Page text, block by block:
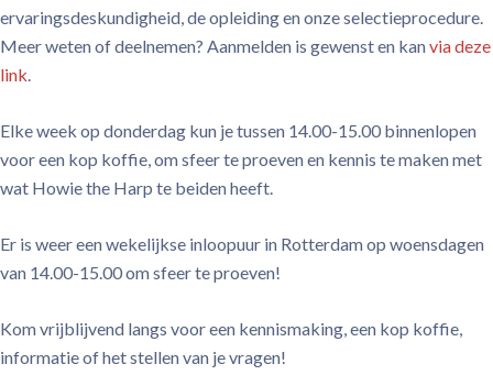
ervaringsdeskundigheid, de opleiding en onze selectieprocedure.
Meer weten of deelnemen? Aanmelden is gewenst en kanvia deze
link.
Elke week op donderdag kun je tussen 14.00-15.00 binnenlopen
voor een kop koffie, om sfeer te proeven en kennis te maken met
wat Howie the Harp te beiden heeft.
Er is weer een wekelijkse inloopuur in Rotterdam op woensdagen
van 14.00-15.00 om sfeer te proeven!
Kom vrijblijvend langs voor een kennismaking, een kop koffie,
informatie of het stellen van je vragen!